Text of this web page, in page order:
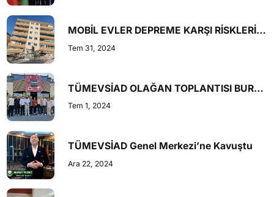
MOBİL EVLER DEPREME KARŞI RİSKLERİ EN AZA İNDİRİYOR
Tem 31, 2024
TÜMEVSİAD OLAĞAN TOPLANTISI BURSA’DA GERÇEKLEŞTİRİLDİ
Tem 1, 2024
TÜMEVSİAD Genel Merkezi’ne Kavuştu
Ara 22, 2024